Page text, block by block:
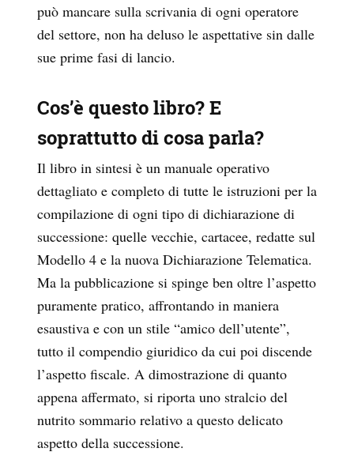
può mancare sulla scrivania di ogni operatore
del settore, non ha deluso le aspettative sin dalle
sue prime fasi di lancio.
Cos’è questo libro? E
soprattutto di cosa parla?
Il libro in sintesi è un manuale operativo
dettagliato e completo di tutte le istruzioni per la
compilazione di ogni tipo di dichiarazione di
successione: quelle vecchie, cartacee, redatte sul
Modello 4 e la nuova Dichiarazione Telematica.
Ma la pubblicazione si spinge ben oltre l’aspetto
puramente pratico, affrontando in maniera
esaustiva e con un stile “amico dell’utente”,
tutto il compendio giuridico da cui poi discende
l’aspetto fiscale. A dimostrazione di quanto
appena affermato, si riporta uno stralcio del
nutrito sommario relativo a questo delicato
aspetto della successione.